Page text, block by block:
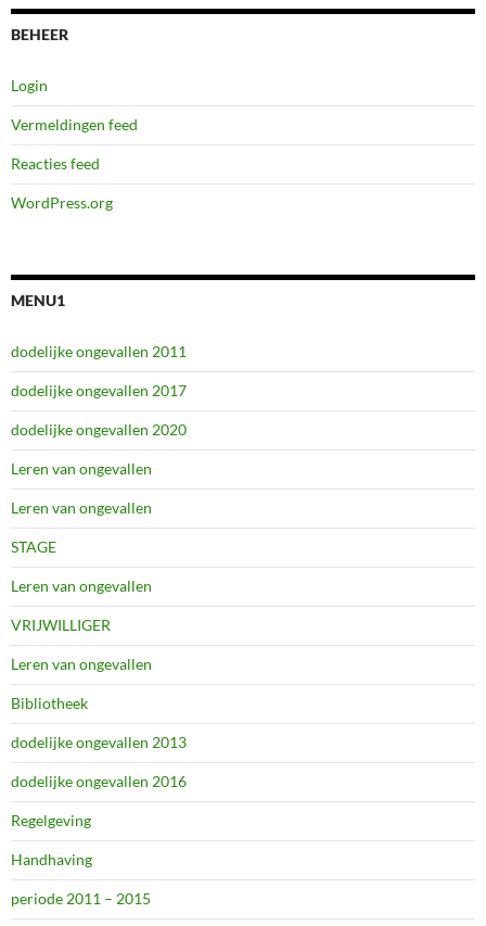
BEHEER
Login
Vermeldingen feed
Reacties feed
WordPress.org
MENU1
dodelijke ongevallen 2011
dodelijke ongevallen 2017
dodelijke ongevallen 2020
Leren van ongevallen
Leren van ongevallen
STAGE
Leren van ongevallen
VRIJWILLIGER
Leren van ongevallen
Bibliotheek
dodelijke ongevallen 2013
dodelijke ongevallen 2016
Regelgeving
Handhaving
periode 2011 – 2015